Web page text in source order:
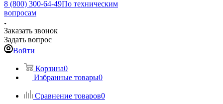
8 (800) 300-64-49По техническим
вопросам
Заказать звонок
Задать вопрос
Войти
Корзина0
Избранные товары0
Сравнение товаров0